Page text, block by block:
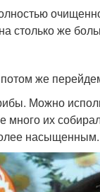
столько же
же
Можно
много их
насыщенным.